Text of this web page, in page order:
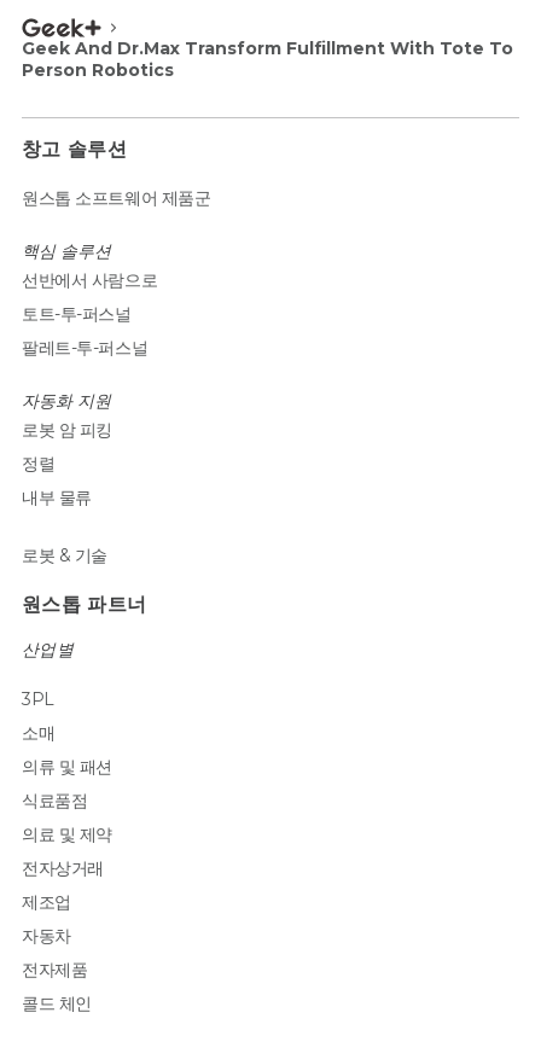
Geek And Dr.Max Transform Fulfillment With Tote To
Person Robotics
창고 솔루션
원스톱 소프트웨어 제품군
핵심 솔루션
선반에서 사람으로
토트-투-퍼스널
팔레트-투-퍼스널
자동화 지원
로봇 암 피킹
정렬
내부 물류
로봇 & 기술
원스톱 파트너
산업별
3PL
소매
의류 및 패션
식료품점
의료 및 제약
전자상거래
제조업
자동차
전자제품
콜드 체인